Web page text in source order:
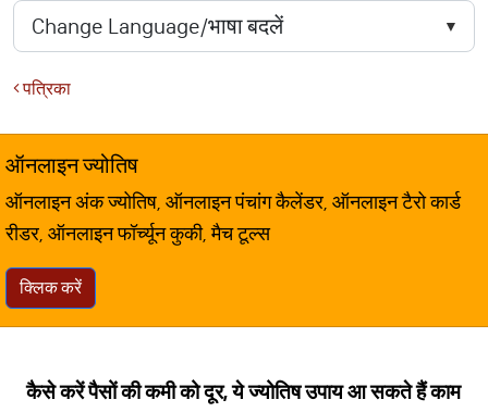
पत्रिका
ऑनलाइन ज्योतिष
ऑनलाइन अंक ज्योतिष, ऑनलाइन पंचांग कैलेंडर, ऑनलाइन टैरो कार्ड
रीडर, ऑनलाइन फॉर्च्यून कुकी, मैच टूल्स
क्लिक करें
कैसे करें पैसों की कमी को दूर, ये ज्योतिष उपाय आ सकते हैं काम